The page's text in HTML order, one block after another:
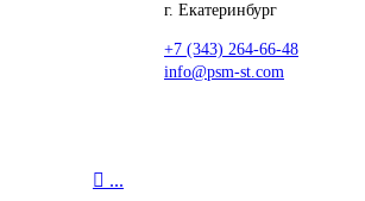
г. Екатеринбург
+7 (343) 264-66-48
info@psm-st.com
 ...